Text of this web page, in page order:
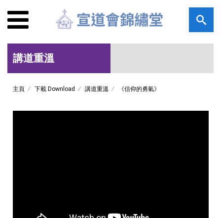
講道重溫
主頁 下載 Download 講道重溫 《信仰的勇氣》